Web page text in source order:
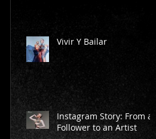
Vivir Y Bailar
Instagram Story: From a
Follower to an Artist